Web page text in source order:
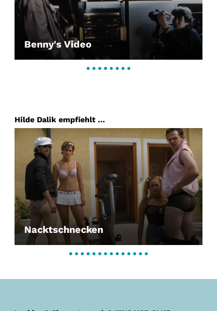
Benny's Video
Hilde Dalik empfiehlt ...
Nacktschnecken